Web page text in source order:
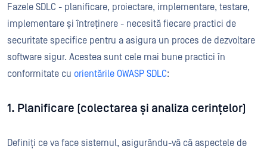
Fazele SDLC - planificare, proiectare, implementare, testare,
implementare și întreținere - necesită fiecare practici de
securitate specifice pentru a asigura un proces de dezvoltare
software sigur. Acestea sunt cele mai bune practici în
conformitate cu orientările OWASP SDLC:
1. Planificare (colectarea și analiza cerințelor)
Definiți ce va face sistemul, asigurându-vă că aspectele de